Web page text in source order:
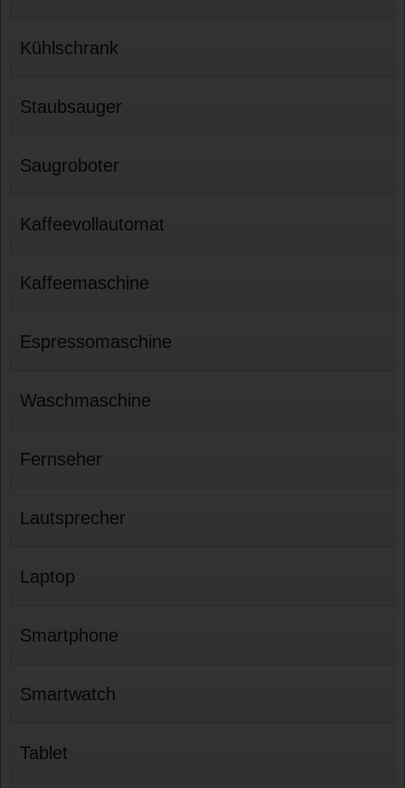
Kühlschrank
Staubsauger
Saugroboter
Kaffeevollautomat
Kaffeemaschine
Espressomaschine
Waschmaschine
Fernseher
Lautsprecher
Laptop
Smartphone
Smartwatch
Tablet